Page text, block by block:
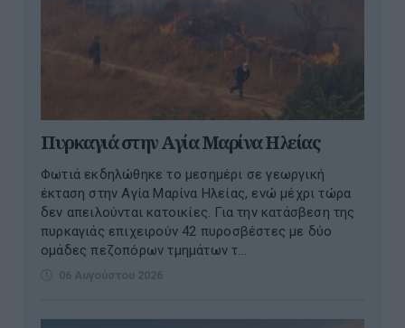
Πυρκαγιά στην Aγία Μαρίνα Ηλείας
Φωτιά εκδηλώθηκε το μεσημέρι σε γεωργική
έκταση στην Αγία Μαρίνα Ηλείας, ενώ μέχρι τώρα
δεν απειλούνται κατοικίες. Για την κατάσβεση της
πυρκαγιάς επιχειρούν 42 πυροσβέστες με δύο
ομάδες πεζοπόρων τμημάτων τ...